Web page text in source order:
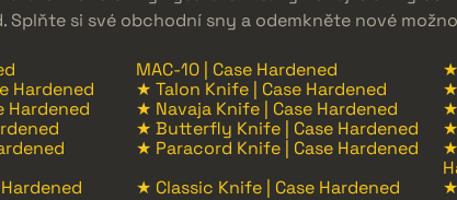
Splňte si své obchodní sny a odemkněte nové
MAC-10 | Case Hardened
Hardened
★ Talon Knife | Case Hardened
Hardened
★ Navaja Knife | Case Hardened
★ Butterfly Knife | Case Hardened
★ Paracord Knife | Case Hardened
★ Classic Knife | Case Hardened